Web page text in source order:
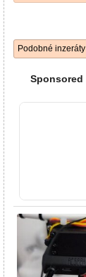
Podobné inzeráty